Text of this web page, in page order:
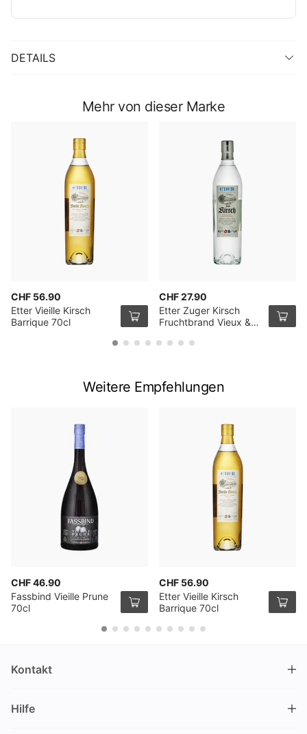
DETAILS
Mehr von dieser Marke
CHF 56.90
Etter Vieille Kirsch
Barrique 70cl
CHF 27.90
Etter Zuger Kirsch
Fruchtbrand Vieux &
Weitere Empfehlungen
CHF 46.90
Fassbind Vieille Prune
70cl
CHF 56.90
Etter Vieille Kirsch
Barrique 70cl
Kontakt
Nüschelerstrasse 35
Hilfe